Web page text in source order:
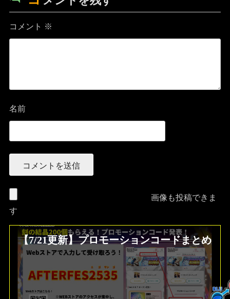
コメント ※
名前
画像も投稿できま
す
【7/21更新】プロモーションコードまとめ